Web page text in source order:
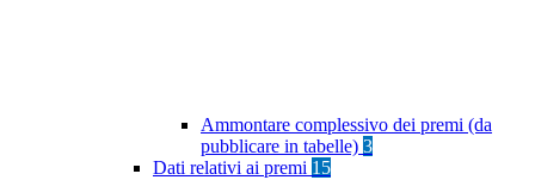
Ammontare complessivo dei premi (da
pubblicare in tabelle) 3
Dati relativi ai premi 15